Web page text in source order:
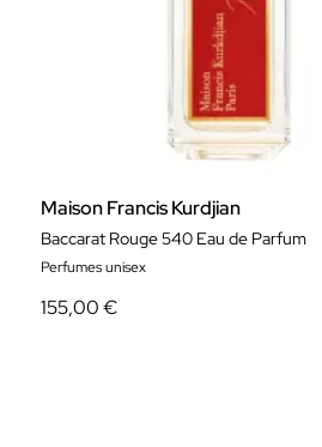
Maison Francis Kurdjian
Baccarat Rouge 540 Eau de Parfum
Perfumes unisex
155,00 €